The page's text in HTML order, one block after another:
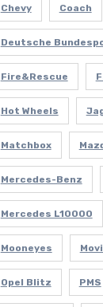
Chevy Coach
Deutsche
Fire&Rescue
Hot Wheels
Matchbox
Mercedes-Benz
Mercedes L10000
Mooneyes
Opel Blitz PMS